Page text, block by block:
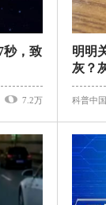
秒，致
7.2万
明明
灰？
科普中国